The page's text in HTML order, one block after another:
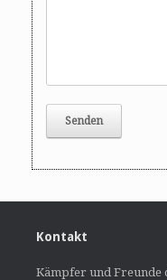
Kontakt
Kämpfer und Freunde